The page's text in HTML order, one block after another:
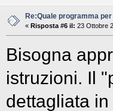
Re:Quale programma
« Risposta #6 il: 23 Ottobre
Bisogna
istruzioni. Il
dettagliata